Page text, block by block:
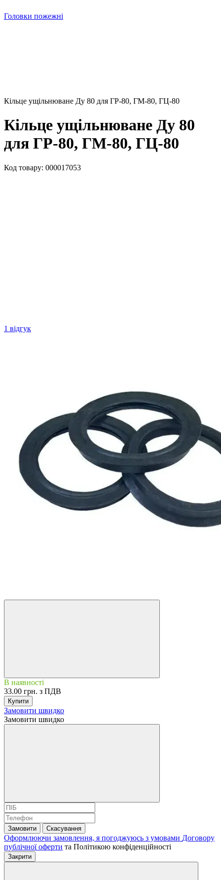
Головки пожежні
Кільце ущільнюване Ду 80 для ГР-80, ГМ-80, ГЦ-80
Кільце ущільнюване Ду 80
для ГР-80, ГМ-80, ГЦ-80
Код товару: 000017053
1 відгук
В наявності
33.00 грн. з ПДВ
Купити
Замовити швидко
Замовити швидко
Замовити Скасування
Оформлюючи замовлення, я погоджуюсь з умовами Договору
публічної оферти та Політикою конфіденційності
Закрити